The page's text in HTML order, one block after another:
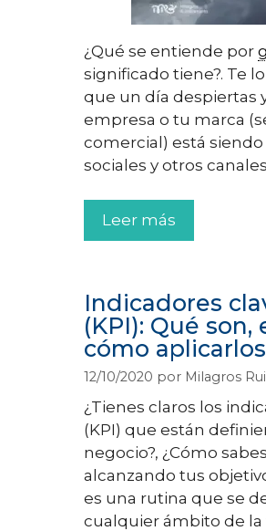
¿Qué se entiende por
significado tiene?. Te
que un día despiertas
empresa o tu marca
comercial) está
sociales y otros
Leer más
Indicadores
(KPI): Qué
cómo aplicarlos
12/10/2020 por Milagros
¿Tienes claros los
(KPI) que están
negocio?, ¿Cómo
alcanzando tus
es una rutina que se
cualquier ámbito de la